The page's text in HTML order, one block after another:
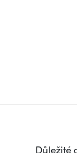
Důležité